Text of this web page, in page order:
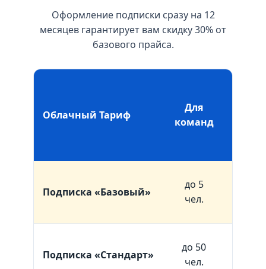
Оформление подписки сразу на 12
месяцев гарантирует вам скидку 30% от
базового прайса.
Облачный Тариф
Для
команд
Подписка «Базовый»
до 5
чел.
Подписка «Стандарт»
до 50
чел.